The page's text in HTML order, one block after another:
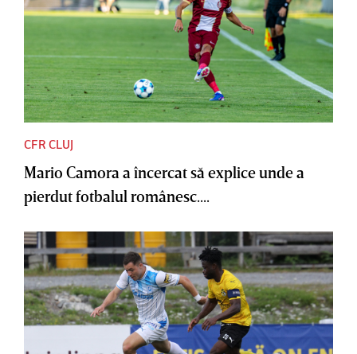
CFR CLUJ
Mario Camora a încercat să explice unde a
pierdut fotbalul românesc....